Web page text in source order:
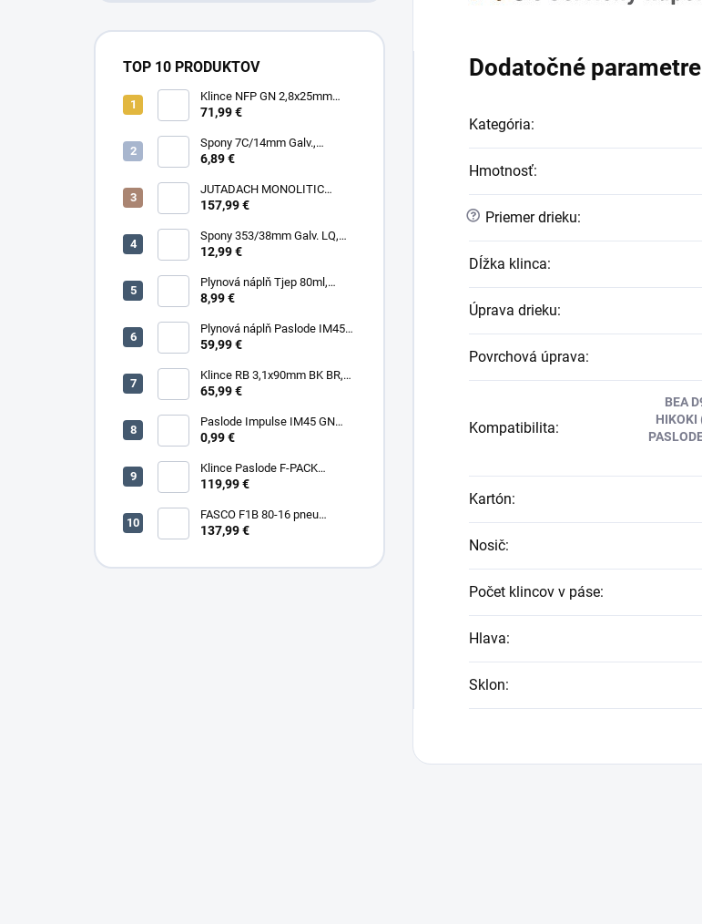
TOP 10 PRODUKTOV
Klince NFP GN 2,8x25mm
RING HDG, 1000ks/box + plyn
71,99 €
Spony 7C/14mm Galv.,
10000ks/box
6,89 €
JUTADACH MONOLITIC
PROFI 160 + 2AP, 75m²/rola
157,99 €
Spony 353/38mm Galv. LQ,
5000 (11600) ks/box
12,99 €
Plynová náplň Tjep 80ml,
červená
8,99 €
Plynová náplň Paslode IM45
30ml, 2ks/box
59,99 €
Klince RB 3,1x90mm BK BR,
3000ks/box
65,99 €
Paslode Impulse IM45 GN
Lithium
0,99 €
Klince Paslode F-PACK
2,8x63mm Konvex BR,
119,99 €
FASCO F1B 80-16 pneu
sponkovačka
137,99 €
Dodatočné parametre
Kategória:
Hmotnosť:
? Priemer drieku:
Dĺžka klinca:
Úprava drieku:
Povrchová úprava:
Kompatibilita:
BEA
HIKOKI
Kartón:
Nosič:
Počet klincov v páse:
Hlava:
Sklon: